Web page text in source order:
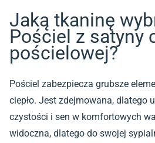
Jaką tkaninę
Pościel z satyny
pościelowej?
Pościel zabezpiecza grubsze
ciepło. Jest zdejmowana, dlatego
czystości i sen w komfortowych
widoczna, dlatego do swojej